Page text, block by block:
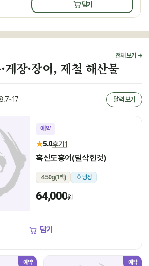
담기
전체 보기 →
게장·장어, 제철 해산물
8.7~17 달력 보기
예약
★5.0후기 1
흑산도홍어(덜삭힌것)
450g(1팩) 냉장
64,000원
담기
예약 예약